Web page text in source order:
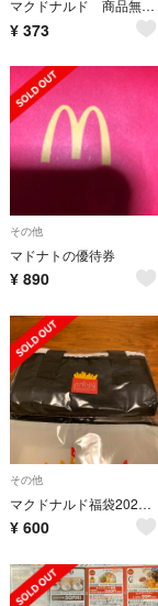
マクドナルド 商品無料券 てりやきマックバーガー1枚
¥ 373
その他
マドナトの優待券
¥ 890
その他
マクドナルド福袋2022 保温・保冷バックとファスナーポーチ 最終値下げ本日のみ
¥ 600